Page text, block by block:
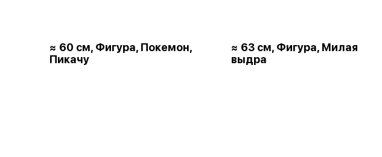
≈ 60 см, Фигура, Покемон,
Пикачу
≈ 63 см, Фигура, Милая
выдра